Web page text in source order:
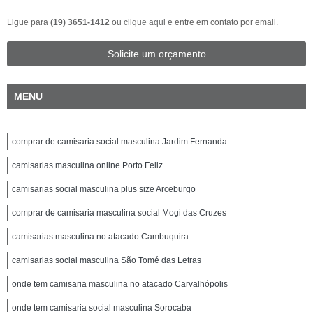
Ligue para (19) 3651-1412 ou clique aqui e entre em contato por email.
Solicite um orçamento
MENU
comprar de camisaria social masculina Jardim Fernanda
camisarias masculina online Porto Feliz
camisarias social masculina plus size Arceburgo
comprar de camisaria masculina social Mogi das Cruzes
camisarias masculina no atacado Cambuquira
camisarias social masculina São Tomé das Letras
onde tem camisaria masculina no atacado Carvalhópolis
onde tem camisaria social masculina Sorocaba